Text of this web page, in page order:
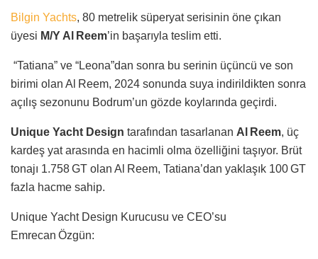
Bilgin Yachts, 80 metrelik süperyat serisinin öne çıkan
üyesi M/Y Al Reem’in başarıyla teslim etti.
“Tatiana” ve “Leona”dan sonra bu serinin üçüncü ve son
birimi olan Al Reem, 2024 sonunda suya indirildikten sonra
açılış sezonunu Bodrum’un gözde koylarında geçirdi.
Unique Yacht Design tarafından tasarlanan Al Reem, üç
kardeş yat arasında en hacimli olma özelliğini taşıyor. Brüt
tonajı 1.758 GT olan Al Reem, Tatiana’dan yaklaşık 100 GT
fazla hacme sahip.
Unique Yacht Design Kurucusu ve CEO’su
Emrecan Özgün: